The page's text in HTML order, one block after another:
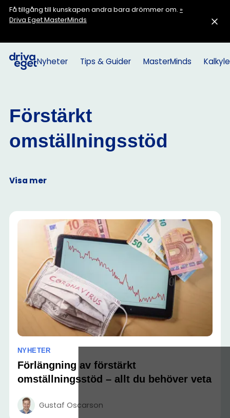
Få tillgång till kunskapen andra bara drömmer om. »
Driva Eget MasterMinds
Nyheter Tips & Guider MasterMinds
Förstärkt
omställningsstöd
Visa mer
NYHETER
Förlängning av förstärkt
omställningsstöd – allt du behöver veta
Gustaf Oscarson